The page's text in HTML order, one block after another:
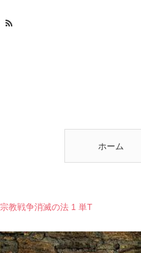
ホーム
宗教戦争消滅の法 1 単T